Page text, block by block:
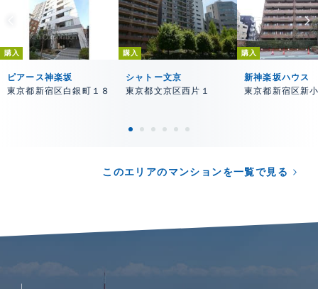
購入
ピアース神楽坂
東京都新宿区白銀町１８
購入
シャトー文京
東京都文京区西片１
購入
新神楽坂ハウス
東京都新宿区新
このエリアのマンションを一覧で見る